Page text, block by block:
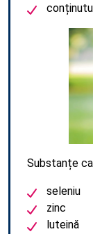
Substanțe
seleniu
zinc
luteină